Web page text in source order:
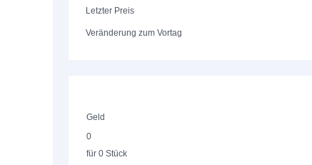
Letzter Preis
Veränderung zum Vortag
Geld
0
für 0 Stück